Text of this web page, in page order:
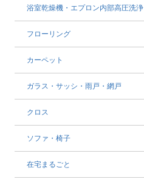
浴室乾燥機・エプロン内部高圧洗浄
フローリング
カーペット
ガラス・サッシ・雨戸・網戸
クロス
ソファ・椅子
在宅まるごと